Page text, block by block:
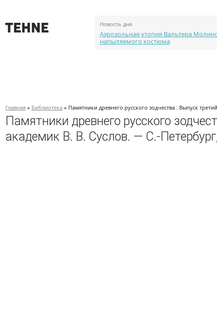
Новость дня
Аэрозольная утопия Вальтера
напыляемого костюма
Главная » Библиотека » Памятники древнего русского зодчества : Выпуск
Памятники древнего русского
академик В. В. Суслов. — С.-